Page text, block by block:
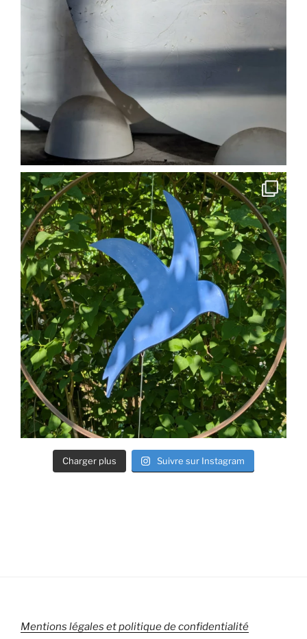
Charger plus Suivre sur Instagram
Mentions légales et politique de confidentialité